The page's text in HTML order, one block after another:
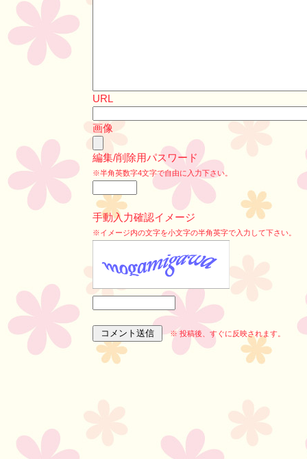
URL
画像
編集/削除用パスワード
※半角英数字4文字で自由に入力下さい。
手動入力確認イメージ
※イメージ内の文字を小文字の半角英字で入力して下さい。
※ 投稿後、すぐに反映されます。